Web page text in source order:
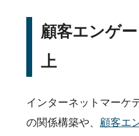
顧客エンゲ
上
インターネットマーケ
の関係構築や、 顧客エ